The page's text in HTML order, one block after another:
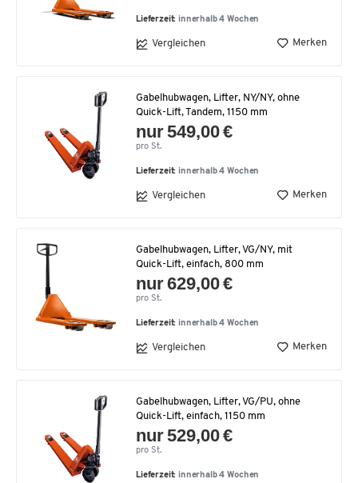
Lieferzeit: innerhalb 4 Wochen
Vergleichen Merken
Gabelhubwagen, Lifter, NY/NY, ohne
Quick-Lift, Tandem, 1150 mm
nur 549,00 €
pro St.
Lieferzeit: innerhalb 4 Wochen
Vergleichen Merken
Gabelhubwagen, Lifter, VG/NY, mit
Quick-Lift, einfach, 800 mm
nur 629,00 €
pro St.
Lieferzeit: innerhalb 4 Wochen
Vergleichen Merken
Gabelhubwagen, Lifter, VG/PU, ohne
Quick-Lift, einfach, 1150 mm
nur 529,00 €
pro St.
Lieferzeit: innerhalb 4 Wochen